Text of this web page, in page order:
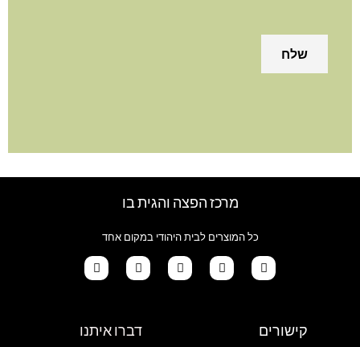
מרכז הפצה והגית בו
כל המוצרים לבית היהודי במקום אחד
a
k
o
קישורים דברו איתנו